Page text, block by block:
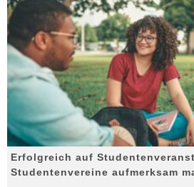
Erfolgreich auf
Studentenvereine aufmerksam